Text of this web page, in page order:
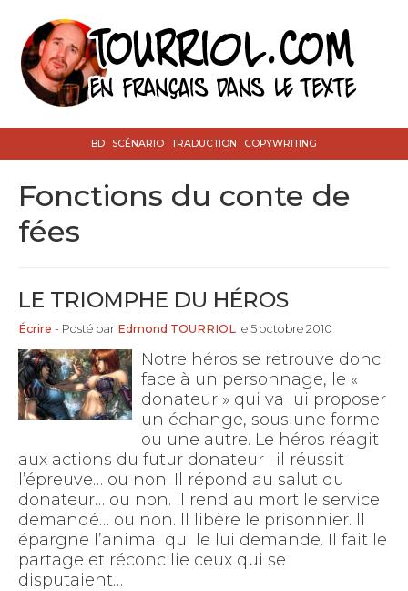
BD SCÉNARIO TRADUCTION COPYWRITING
fonctions du conte de
fées
LE TRIOMPHE DU HÉROS
Écrire - Posté par Edmond TOURRIOL le 5 octobre 2010
Notre héros se retrouve donc
face à un personnage, le «
donateur » qui va lui proposer
un échange, sous une forme
ou une autre. Le héros réagit
aux actions du futur donateur : il réussit
l’épreuve… ou non. Il répond au salut du
donateur… ou non. Il rend au mort le service
demandé… ou non. Il libère le prisonnier. Il
épargne l’animal qui le lui demande. Il fait le
partage et réconcilie ceux qui se
disputaient…